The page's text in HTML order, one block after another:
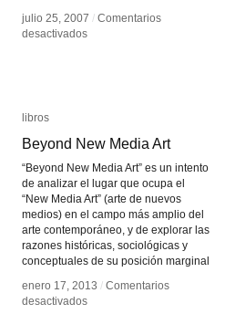
julio 25, 2007 / Comentarios
desactivadosen
participativo
Brasil
julio 25, 2007 / Comentarios
desactivadosen
participativo
Brasil
libros
Beyond New Media Art
“Beyond New Media Art” es un intento
de analizar el lugar que ocupa el
“New Media Art” (arte de nuevos
medios) en el campo más amplio del
arte contemporáneo, y de explorar las
razones históricas, sociológicas y
conceptuales de su posición marginal
enero 17, 2013 / Comentarios
desactivadosen
libros
Beyond New Media Art
enero 17, 2013 / Comentarios
desactivadosen